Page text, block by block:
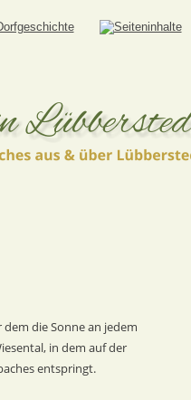
die Sonne an jedem
in dem auf der
entspringt.